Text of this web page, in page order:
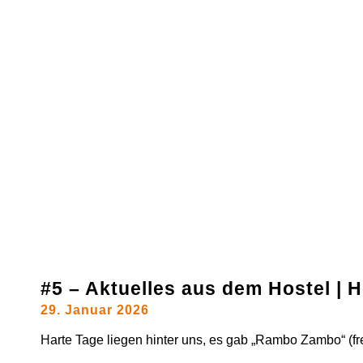
#5 – Aktuelles aus dem Hostel |
29. Januar 2026
Harte Tage liegen hinter uns, es gab „Rambo Zambo“